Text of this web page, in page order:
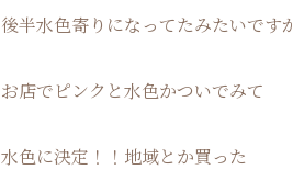
後半水色寄りになってたみたいです
お店でピンクと水色かついでみて
水色に決定！！地域とか買った